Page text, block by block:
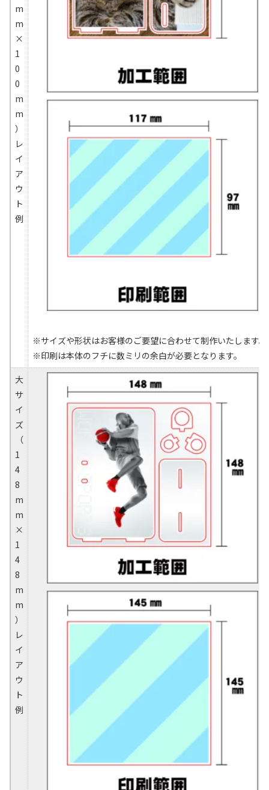
m
m
×
1
0
0
m
m
）
レ
イ
ア
ウ
ト
例
※サイズや形状はお客様のご要望に合わせて制作いたします。
※印刷は本体のフチに数ミリの余白が必要となります。
大
サ
イ
ズ
（
1
4
8
m
m
×
1
4
8
m
m
）
レ
イ
ア
ウ
ト
例